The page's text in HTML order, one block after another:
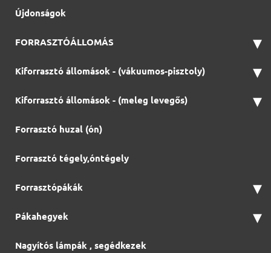
Újdonságok
FORRASZTÓÁLLOMÁS ▾
Kiforrasztó állomások - (vákuumos-pisztoly) ▾
Kiforrasztó állomások - (meleg levegős) ▾
Forrasztó huzal (ón)
Forrasztó tégely,óntégely
Forrasztópákák ▾
Pákahegyek ▾
Nagyítós lámpák , segédkezek